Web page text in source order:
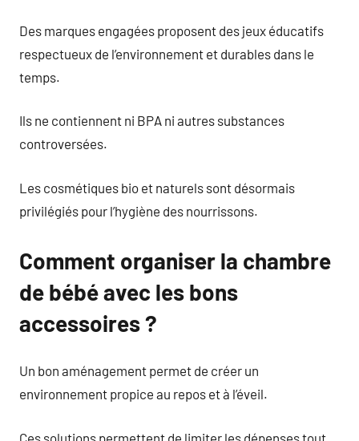
Des marques engagées proposent des jeux éducatifs
respectueux de l’environnement et durables dans le
temps.
Ils ne contiennent ni BPA ni autres substances
controversées.
Les cosmétiques bio et naturels sont désormais
privilégiés pour l’hygiène des nourrissons.
Comment organiser la chambre
de bébé avec les bons
accessoires ?
Un bon aménagement permet de créer un
environnement propice au repos et à l’éveil.
Ces solutions permettent de limiter les dépenses tout